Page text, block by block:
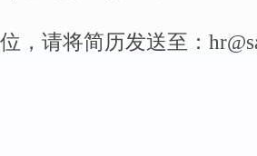
，请将简历发送至：